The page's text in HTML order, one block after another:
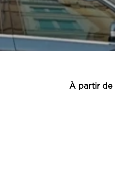
À partir de